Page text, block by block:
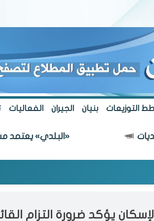
التوزيعات بنيان الجيران الفعاليات
«البلدي» يعتمد مسار
يؤكد ضرورة التزام